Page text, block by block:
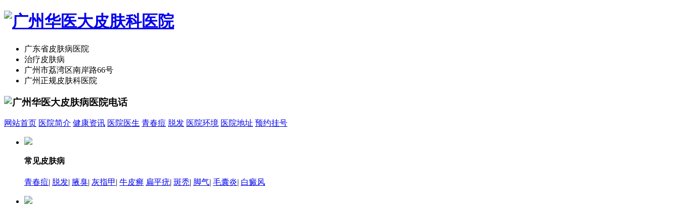
广东省皮肤病医院
治疗皮肤病
广州市荔湾区南岸路66号
广州正规皮肤科医院
网站首页 医院简介 健康资讯 医院医生 青春痘 脱发 医院环境 医院地址 预约挂号
常见皮肤病
青春痘| 脱发| 腋臭| 灰指甲 | 牛皮癣 扁平疣| 斑秃| 脚气| 毛囊炎| 白癜风